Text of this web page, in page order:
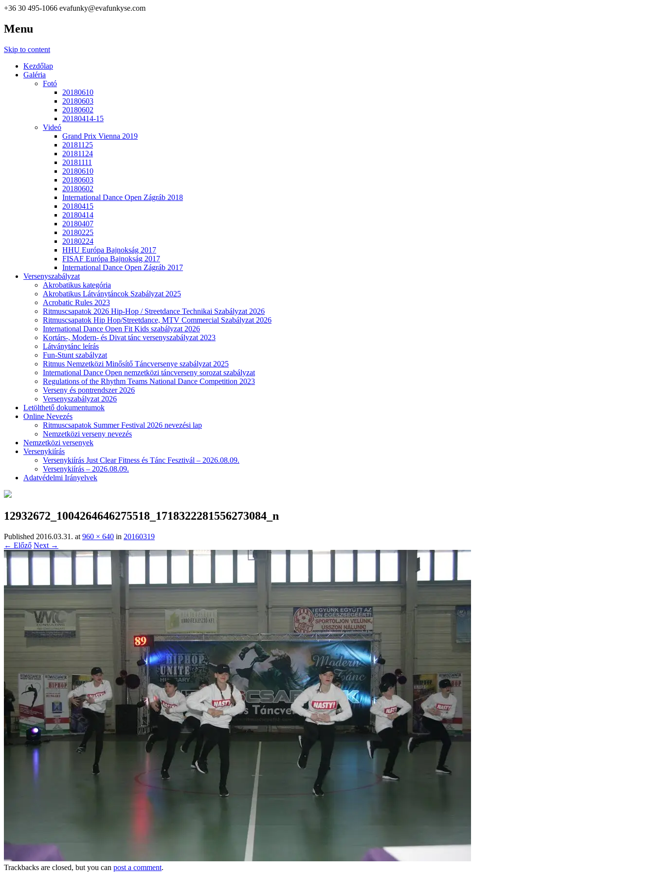
+36 30 495-1066 evafunky@evafunkyse.com
Ritmuscsapatok Országos Táncversenye és a Hip-Hop Unite Hungary közös oldala
Menu
Skip to content
Kezdőlap
Galéria
Fotó
20180610
20180603
20180602
20180414-15
Videó
Grand Prix Vienna 2019
20181125
20181124
20181111
20180610
20180603
20180602
International Dance Open Zágráb 2018
20180415
20180414
20180407
20180225
20180224
HHU Európa Bajnokság 2017
FISAF Európa Bajnokság 2017
International Dance Open Zágráb 2017
Versenyszabályzat
Akrobatikus kategória
Akrobatikus Látványtáncok Szabályzat 2025
Acrobatic Rules 2023
Ritmuscsapatok 2026 Hip-Hop / Streetdance Technikai Szabályzat 2026
Ritmuscsapatok Hip Hop/Streetdance, MTV Commercial Szabályzat 2026
International Dance Open Fit Kids szabályzat 2026
Kortárs-, Modern- és Divat tánc versenyszabályzat 2023
Látványtánc leírás
Fun-Stunt szabályzat
Ritmus Nemzetközi Minősítő Táncversenye szabályzat 2025
International Dance Open nemzetközi táncverseny sorozat szabályzat
Regulations of the Rhythm Teams National Dance Competition 2023
Verseny és pontrendszer 2026
Versenyszabályzat 2026
Letölthető dokumentumok
Online Nevezés
Ritmuscsapatok Summer Festival 2026 nevezési lap
Nemzetközi verseny nevezés
Nemzetközi versenyek
Versenykiírás
Versenykiírás Just Clear Fitness és Tánc Fesztivál – 2026.08.09.
Versenykiírás – 2026.08.09.
Adatvédelmi Irányelvek
12932672_1004264646275518_1718322281556273084_n
Published 2016.03.31. at 960 × 640 in 20160319
← Előző Next →
Trackbacks are closed, but you can post a comment.